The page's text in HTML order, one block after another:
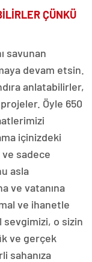
ÇÜNKÜ
savunan
devam etsin.
anlatabilirler,
Öyle 650
içinizdeki
sadece
asla
ve vatanına
ve ihanetle
o sizin
ve gerçek
sahanıza